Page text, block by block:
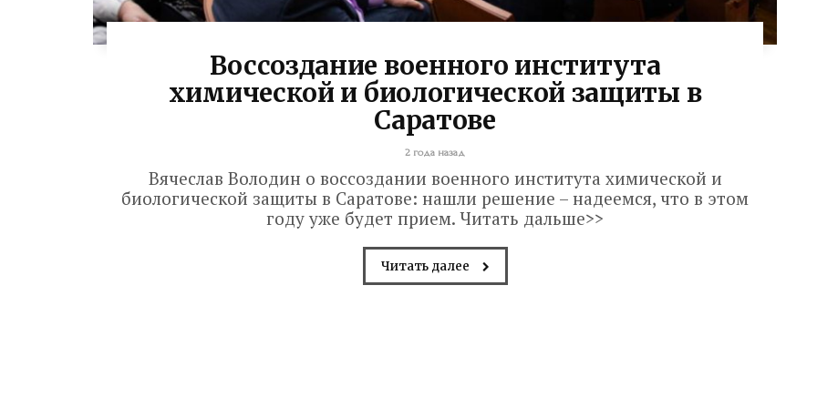
Воссоздание военного института
химической и биологической защиты в
Саратове
2 года назад
Вячеслав Володин о воссоздании военного института химической и
биологической защиты в Саратове: нашли решение – надеемся, что в этом
году уже будет прием. Читать дальше>>
Читать далее